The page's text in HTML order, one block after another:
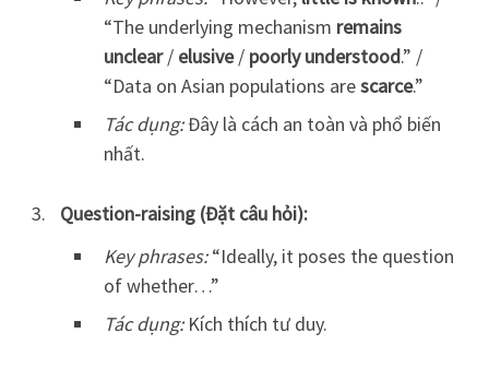
“The underlying mechanism remains
unclear/ elusive/ poorly understood.” /
“Data on Asian populations arescarce.”
Tác dụng:Đây là cách an toàn và phổ biến
nhất.
Question-raising (Đặt câu hỏi):
Key phrases:“Ideally, it poses the question
of whether…”
Tác dụng:Kích thích tư duy.